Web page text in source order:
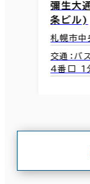
彌生大
条ビル)
札幌市
交通：バ
4番口 1